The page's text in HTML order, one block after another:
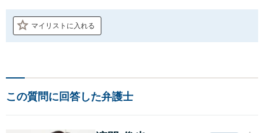
マイリストに入れる
この質問に回答した弁護士